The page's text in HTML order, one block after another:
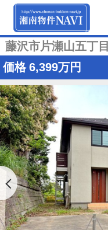
藤沢市片瀬山五丁
価格 6,399万円